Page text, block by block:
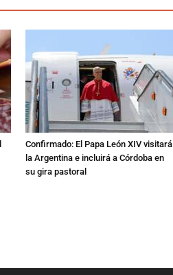
Confirmado: El Papa León XIV visitará
la Argentina e incluirá a Córdoba en
su gira pastoral